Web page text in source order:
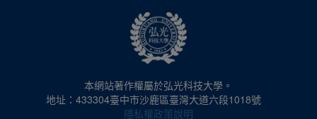
本網站著作權屬於弘光科技大學。
地址：433304臺中市沙鹿區臺灣大道六段1018號
隱私權政策說明